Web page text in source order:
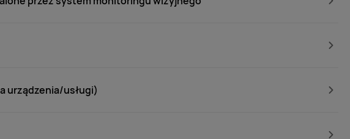
urządzenia/usługi)